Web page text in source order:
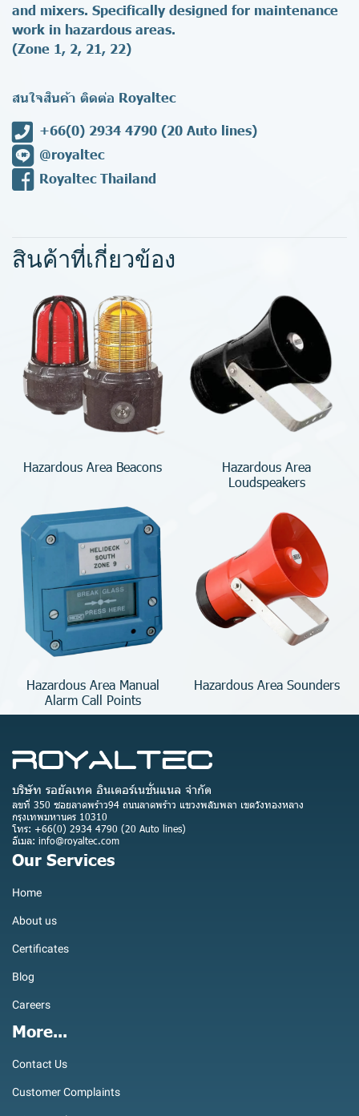
and mixers. Specifically designed for maintenance
work in hazardous areas.
(Zone 1, 2, 21, 22)
สนใจสินค้า ติดต่อ Royaltec
+66(0) 2934 4790 (20 Auto lines)
@royaltec
Royaltec Thailand
สินค้าที่เกี่ยวข้อง
Hazardous Area Beacons
Hazardous Area
Loudspeakers
Hazardous Area Manual
Alarm Call Points
Hazardous Area Sounders
บริษัท รอยัลเทค อินเตอร์เนชั่นแนล จำกัด
ลขที่ 350 ซอยลาดพร้าว94 ถนนลาดพร้าว แขวงพลับพลา เขตวังทองหลาง
กรุงเทพมหานคร 10310
โทร: +66(0) 2934 4790 (20 Auto lines)
อีเมล: info@royaltec.com
Our Services
Home
About us
Certificates
Blog
Careers
More...
Contact Us
Customer Complaints